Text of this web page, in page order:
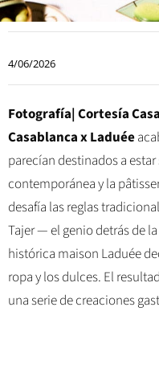
4/06/2026
Fotografía| Cortesía
Casablanca x Laduée
parecían destinados a
contemporánea y la
desafía las reglas
Tajer — el genio detrás de
histórica maison Laduée
ropa y los dulces. El
una serie de creaciones